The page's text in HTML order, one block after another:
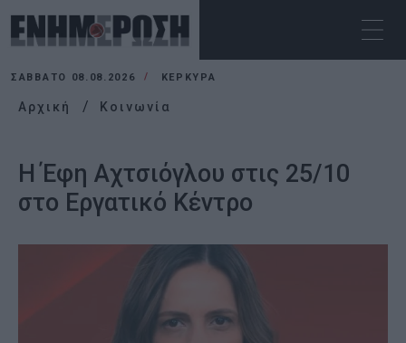
ΣΆΒΒΑΤΟ 08.08.2026 ΚΕΡΚΥΡΑ
Αρχική Κοινωνία
Η Έφη Αχτσιόγλου στις 25/10
στο Εργατικό Κέντρο